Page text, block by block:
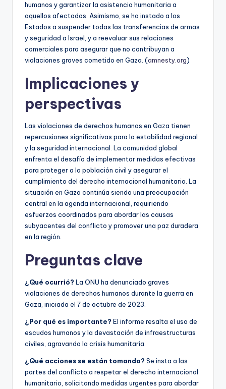
humanos y garantizar la asistencia humanitaria a
aquellos afectados. Asimismo, se ha instado a los
Estados a suspender todas las transferencias de armas
y seguridad a Israel, y a reevaluar sus relaciones
comerciales para asegurar que no contribuyan a
violaciones graves cometido en Gaza. (amnesty.org)
Implicaciones y
perspectivas
Las violaciones de derechos humanos en Gaza tienen
repercusiones significativas para la estabilidad regional
y la seguridad internacional. La comunidad global
enfrenta el desafío de implementar medidas efectivas
para proteger a la población civil y asegurar el
cumplimiento del derecho internacional humanitario. La
situación en Gaza continúa siendo una preocupación
central en la agenda internacional, requiriendo
esfuerzos coordinados para abordar las causas
subyacentes del conflicto y promover una paz duradera
en la región.
Preguntas clave
¿Qué ocurrió? La ONU ha denunciado graves
violaciones de derechos humanos durante la guerra en
Gaza, iniciada el 7 de octubre de 2023.
¿Por qué es importante? El informe resalta el uso de
escudos humanos y la devastación de infraestructuras
civiles, agravando la crisis humanitaria.
¿Qué acciones se están tomando? Se insta a las
partes del conflicto a respetar el derecho internacional
humanitario, solicitando medidas urgentes para abordar